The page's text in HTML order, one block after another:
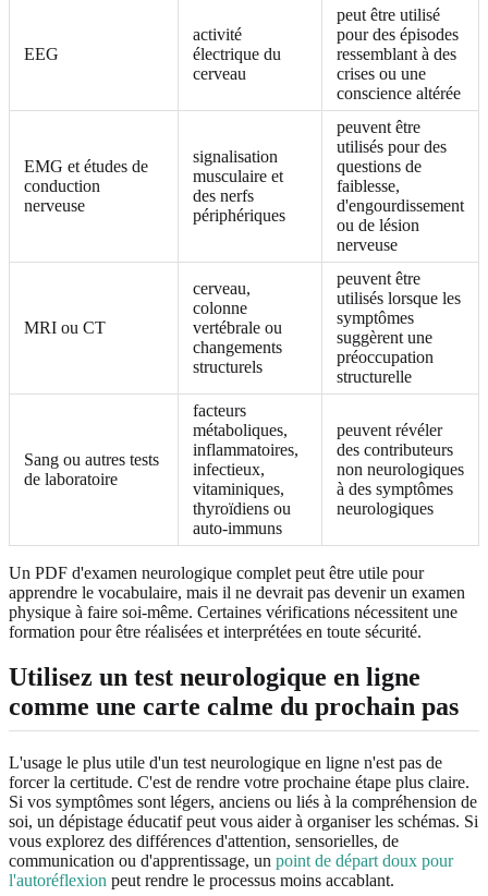
EEG
activité
électrique du
cerveau
peut être utilisé
pour des épisodes
ressemblant à des
crises ou une
conscience altérée
EMG et études de
conduction
nerveuse
signalisation
musculaire et
des nerfs
périphériques
peuvent être
utilisés pour des
questions de
faiblesse,
d'engourdissement
ou de lésion
nerveuse
MRI ou CT
cerveau,
colonne
vertébrale ou
changements
structurels
peuvent être
utilisés lorsque les
symptômes
suggèrent une
préoccupation
structurelle
Sang ou autres tests
de laboratoire
facteurs
métaboliques,
inflammatoires,
infectieux,
vitaminiques,
thyroïdiens ou
auto-immuns
peuvent révéler
des contributeurs
non neurologiques
à des symptômes
neurologiques
Un PDF d'examen neurologique complet peut être utile pour
apprendre le vocabulaire, mais il ne devrait pas devenir un examen
physique à faire soi-même. Certaines vérifications nécessitent une
formation pour être réalisées et interprétées en toute sécurité.
Utilisez un test neurologique en ligne
comme une carte calme du prochain pas
L'usage le plus utile d'un test neurologique en ligne n'est pas de
forcer la certitude. C'est de rendre votre prochaine étape plus claire.
Si vos symptômes sont légers, anciens ou liés à la compréhension de
soi, un dépistage éducatif peut vous aider à organiser les schémas. Si
vous explorez des différences d'attention, sensorielles, de
communication ou d'apprentissage, un point de départ doux pour
l'autoréflexion peut rendre le processus moins accablant.